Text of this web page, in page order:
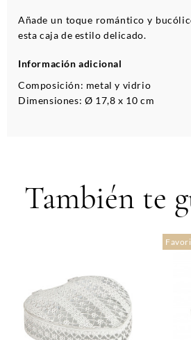
Añade un toque romántico y
esta caja de estilo delicado.
Información adicional
Composición: metal y vidrio
Dimensiones: Ø 17,8 x 10 cm
También te